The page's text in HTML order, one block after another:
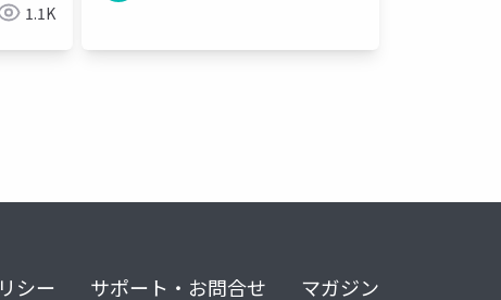
1.1K
シー サポート・お問合せ マガジン